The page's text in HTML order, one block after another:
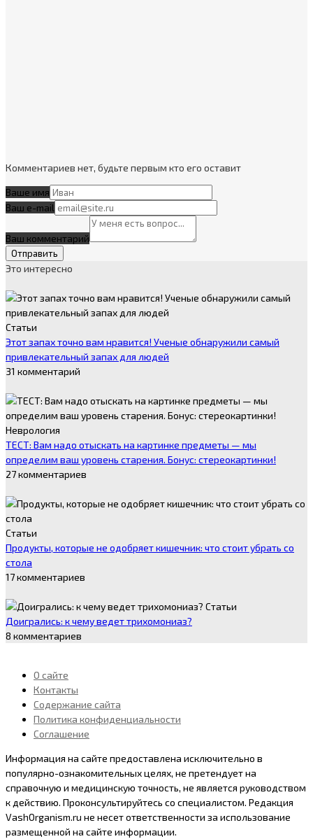
Комментариев нет, будьте первым кто его оставит
Ваше имя
Ваш e-mail
Ваш комментарий
Это интересно
Статьи
Этот запах точно вам нравится! Ученые обнаружили самый
привлекательный запах для людей
31 комментарий
Неврология
ТЕСТ: Вам надо отыскать на картинке предметы — мы
определим ваш уровень старения. Бонус: стереокартинки!
27 комментариев
Статьи
Продукты, которые не одобряет кишечник: что стоит убрать со
стола
17 комментариев
Статьи
Доигрались: к чему ведет трихомониаз?
8 комментариев
О сайте
Контакты
Содержание сайта
Политика конфиденциальности
Соглашение
Информация на сайте предоставлена исключительно в
популярно-ознакомительных целях, не претендует на
справочную и медицинскую точность, не является руководством
к действию. Проконсультируйтесь со специалистом. Peдaкция
VashOrganism.ru нe нeceт oтвeтcтвeннocти зa иcпoльзoвaниe
paзмeщeннoй нa caйтe инфopмaции.